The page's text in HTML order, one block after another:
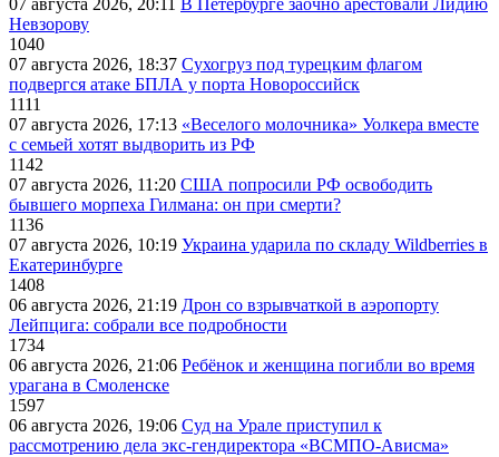
07 августа 2026, 20:11 В Петербурге заочно арестовали Лидию
Невзорову
1040
07 августа 2026, 18:37 Сухогруз под турецким флагом
подвергся атаке БПЛА у порта Новороссийск
1111
07 августа 2026, 17:13 «Веселого молочника» Уолкера вместе
с семьей хотят выдворить из РФ
1142
07 августа 2026, 11:20 США попросили РФ освободить
бывшего морпеха Гилмана: он при смерти?
1136
07 августа 2026, 10:19 Украина ударила по складу Wildberries в
Екатеринбурге
1408
06 августа 2026, 21:19 Дрон со взрывчаткой в аэропорту
Лейпцига: собрали все подробности
1734
06 августа 2026, 21:06 Ребёнок и женщина погибли во время
урагана в Смоленске
1597
06 августа 2026, 19:06 Суд на Урале приступил к
рассмотрению дела экс-гендиректора «ВСМПО-Ависма»